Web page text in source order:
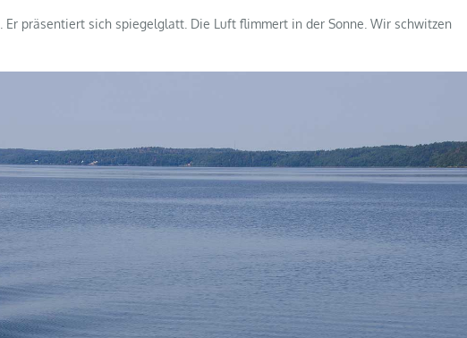
Er präsentiert sich spiegelglatt. Die Luft flimmert in der Sonne. Wir schwitzen